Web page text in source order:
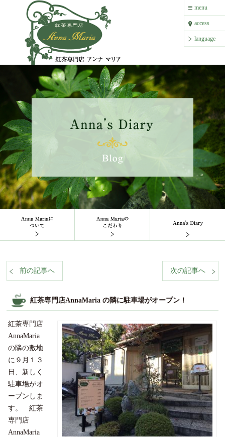
紅茶専門店 アンナ マリア
menu
menu
access
access
language
language
Anna Mariaについて Anna Mariaのこだわり
前の記事へ
%nbsp; 次の記事へ
紅茶専門店AnnaMaria の隣に駐車場がオープン！
紅茶専門店
AnnaMaria
の隣の敷地
に９月１３
日、新しく
駐車場がオ
ープンしま
す。 紅茶
専門店
AnnaMaria